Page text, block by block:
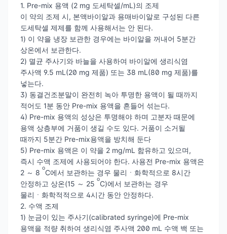
1. Pre-mix 용액 (2 mg 도세탁셀/mL)의 조제
이 약의 조제 시, 본액바이알과 용매바이알로 구성된 다른
도세탁셀 제제를 함께 사용해서는 안 된다.
1) 이 약을 냉장 보관한 경우에는 바이알을 꺼내어 5분간
상온에서 보관한다.
2) 멸균 주사기와 바늘을 사용하여 바이알에 생리식염
주사액 9.5 mL(20 mg 제품) 또는 38 mL(80 mg 제품)를
넣는다.
3) 동결건조분말이 완전히 녹아 투명한 용액이 될 때까지
적어도 1분 동안 Pre-mix 용액을 흔들어 섞는다.
4) Pre-mix 용액의 성상은 투명해야 하며 고분자 때문에
용액 상층부에 거품이 생길 수도 있다. 거품이 소거될
때까지 5분간 Pre-mix용액을 방치해 둔다
5) Pre-mix 용액은 이 약을 2 mg/mL 함유하고 있으며,
즉시 수액 조제에 사용되어야 한다. 사용전 Pre-mix 용액은
2 ～ 8
o
C에서 보관하는 경우 물리ㆍ화학적으로 8시간
안정하고 상온(15 ～ 25
o
C)에서 보관하는 경우
물리ㆍ화학적적으로 4시간 동안 안정하다.
2. 수액 조제
1) 눈금이 있는 주사기(calibrated syringe)에 Pre-mix
용액을 적량 취하여 생리식염 주사액 200 mL 수액 백 또는